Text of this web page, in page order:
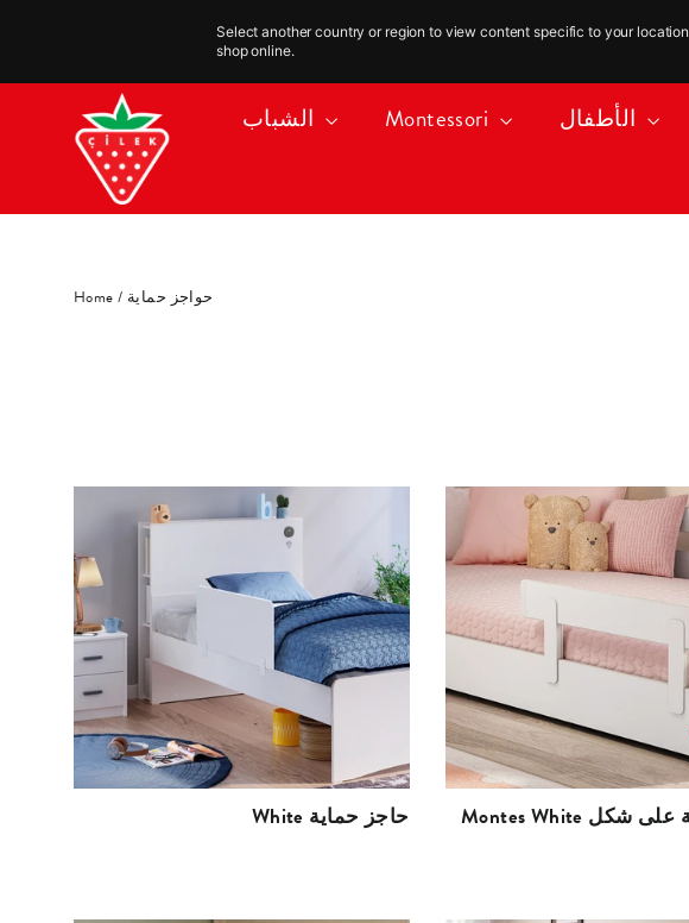
Select another country or region to view content specific to your
shop online.
Montessori
Home / حواجز حماية
White حاجز حماية
Montes White حاجز حماية على شكل